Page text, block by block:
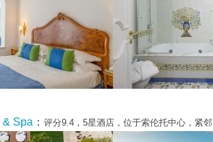
& Spa ： 评分9.4，5星酒店，位于索伦托中心，紧